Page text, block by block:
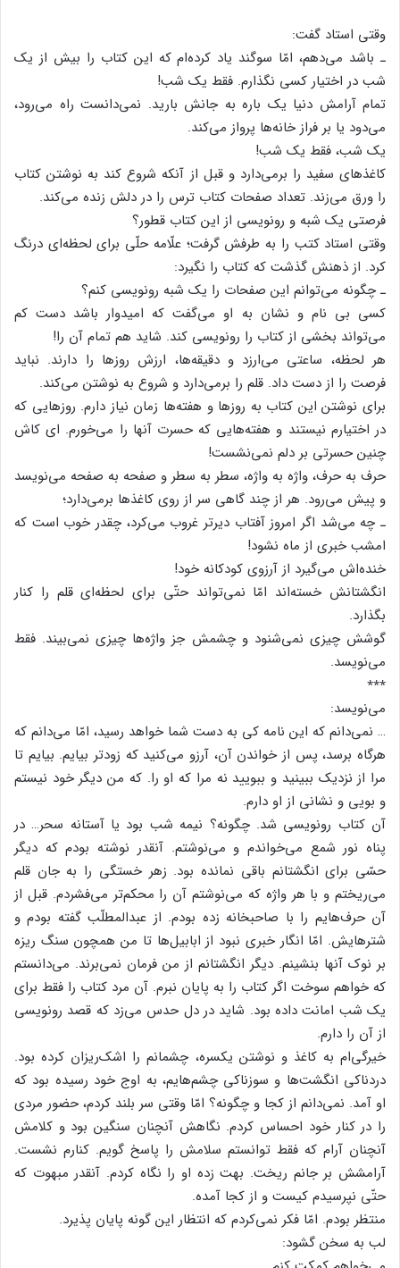
وقتی استاد گفت:
ـ باشد می‌دهم، امّا سوگند یاد کرده‌ام که این کتاب را بیش از یک
شب در اختیار کسی نگذارم. فقط یک شب!
تمام آرامش دنیا یک باره به جانش بارید. نمی‌دانست راه می‌رود،
می‌دود یا بر فراز خانه‌ها پرواز می‌کند.
یک شب، فقط یک شب!
کاغذهای سفید را برمی‌دارد و قبل از آنکه شروع کند به نوشتن کتاب
را ورق می‌زند. تعداد صفحات کتاب ترس را در دلش زنده می‌کند.
فرصتی یک شبه و رونویسی از این کتاب قطور؟
وقتی استاد کتب را به طرفش گرفت؛ علّامه حلّی برای لحظه‌ای درنگ
کرد. از ذهنش گذشت که کتاب را نگیرد:
ـ چگونه می‌توانم این صفحات را یک شبه رونویسی کنم؟
کسی بی نام و نشان به او می‌گفت که امیدوار باشد دست کم
می‌تواند بخشی از کتاب را رونویسی کند. شاید هم تمام آن را!
هر لحظه، ساعتی می‌ارزد و دقیقه‌ها، ارزش روزها را دارند. نباید
فرصت را از دست داد. قلم را برمی‌دارد و شروع به نوشتن می‌کند.
برای نوشتن این کتاب به روزها و هفته‌ها زمان نیاز دارم. روزهایی که
در اختیارم نیستند و هفته‌هایی که حسرت آنها را می‌خورم. ای کاش
چنین حسرتی بر دلم نمی‌نشست!
حرف به حرف، واژه به واژه، سطر به سطر و صفحه به صفحه می‌نویسد
و پیش می‌رود. هر از چند گاهی سر از روی کاغذها برمی‌دارد؛
ـ چه می‌شد اگر امروز آفتاب دیرتر غروب می‌کرد، چقدر خوب است که
امشب خبری از ماه نشود!
خنده‌‌اش می‌گیرد از آرزوی کودکانه خود!
انگشتانش خسته‌اند امّا نمی‌تواند حتّی برای لحظه‌ای قلم را کنار
بگذارد.
گوشش چیزی نمی‌شنود و چشمش جز واژه‌ها چیزی نمی‌بیند. فقط
می‌نویسد.
٭٭٭
می‌نویسد:
… نمی‌دانم که این نامه کی به دست شما خواهد رسید، امّا می‌دانم که
هرگاه برسد، پس از خواندن آن، آرزو می‌کنید که زودتر بیایم. بیایم تا
مرا از نزدیک ببینید و ببویید نه مرا که او را. که من دیگر خود نیستم
و بویی و نشانی از او دارم.
آن کتاب رونویسی شد. چگونه؟ نیمه شب بود یا آستانه سحر… در
پناه نور شمع می‌خواندم و می‌نوشتم. آنقدر نوشته بودم که دیگر
حسّی برای انگشتانم باقی نمانده بود. زهر خستگی را به جان قلم
می‌ریختم و با هر واژه که می‌نوشتم آن را محکم‌تر می‌فشردم. قبل از
آن حرف‌هایم را با صاحبخانه زده بودم. از عبدالمطلّب گفته بودم و
شترهایش. امّا انگار خبری نبود از ابابیل‌ها تا من همچون سنگ ریزه
بر نوک آنها بنشینم. دیگر انگشتانم از من فرمان نمی‌برند. می‌دانستم
که خواهم سوخت اگر کتاب را به پایان نبرم. آن مرد کتاب را فقط برای
یک شب امانت داده بود. شاید در دل حدس می‌زد که قصد رونویسی
از آن را دارم.
خیرگی‌ام به کاغذ و نوشتن یکسره، چشمانم را اشک‌ریزان کرده بود.
دردناکی انگشت‌ها و سوزناکی چشم‌هایم، به اوج خود رسیده بود که
او آمد. نمی‌دانم از کجا و چگونه؟ امّا وقتی سر بلند کردم، حضور مردی
را در کنار خود احساس کردم. نگاهش آنچنان سنگین بود و کلامش
آنچنان آرام که فقط توانستم سلامش را پاسخ گویم. کنارم نشست.
آرامشش بر جانم ریخت. بهت زده او را نگاه کردم. آنقدر مبهوت که
حتّی نپرسیدم کیست و از کجا آمده.
منتظر بودم. امّا فکر نمی‌کردم که انتظار این گونه پایان پذیرد.
لب به سخن گشود: